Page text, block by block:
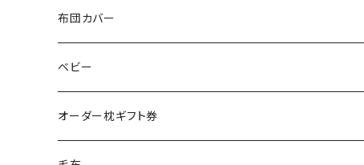
布団カバー
ベビー
オーダー枕ギフト券